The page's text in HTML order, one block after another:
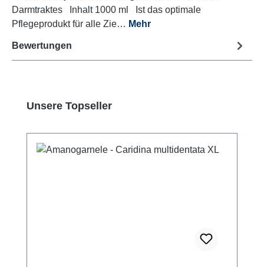
Darmtraktes Inhalt 1000 ml Ist das optimale
Pflegeprodukt für alle Zie… Mehr
Bewertungen
Produktgalerie überspringen
Unsere Topseller